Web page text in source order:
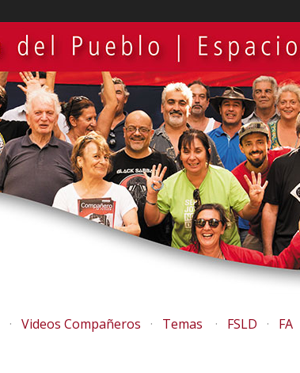
Videos Compañeros Temas FSLD FA